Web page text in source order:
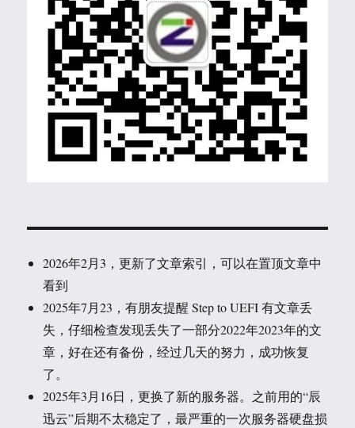
2026年2月3，更新了文章索引，可以在置顶文章中
看到
2025年7月23，有朋友提醒 Step to UEFI 有文章丢
失，仔细检查发现丢失了一部分2022年2023年的文
章，好在还有备份，经过几天的努力，成功恢复
了。
2025年3月16日，更换了新的服务器。之前用的“辰
迅云”后期不太稳定了，最严重的一次服务器硬盘损